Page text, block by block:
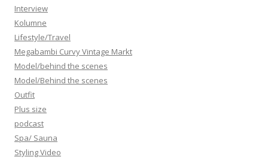
Interview
Kolumne
Lifestyle/Travel
Megabambi Curvy Vintage Markt
Model/behind the scenes
Model/Behind the scenes
Outfit
Plus size
podcast
Spa/ Sauna
Styling Video